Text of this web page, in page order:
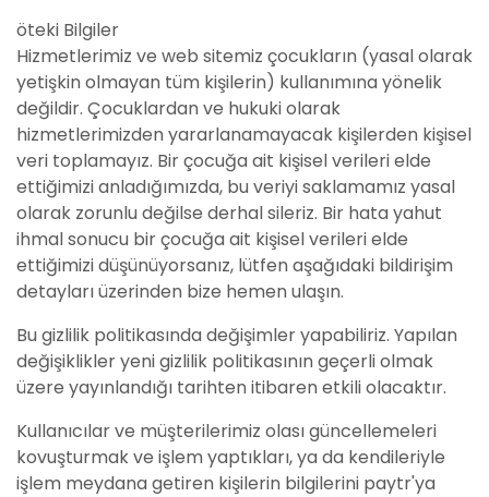
öteki Bilgiler
Hizmetlerimiz ve web sitemiz çocukların (yasal olarak
yetişkin olmayan tüm kişilerin) kullanımına yönelik
değildir. Çocuklardan ve hukuki olarak
hizmetlerimizden yararlanamayacak kişilerden kişisel
veri toplamayız. Bir çocuğa ait kişisel verileri elde
ettiğimizi anladığımızda, bu veriyi saklamamız yasal
olarak zorunlu değilse derhal sileriz. Bir hata yahut
ihmal sonucu bir çocuğa ait kişisel verileri elde
ettiğimizi düşünüyorsanız, lütfen aşağıdaki bildirişim
detayları üzerinden bize hemen ulaşın.
Bu gizlilik politikasında değişimler yapabiliriz. Yapılan
değişiklikler yeni gizlilik politikasının geçerli olmak
üzere yayınlandığı tarihten itibaren etkili olacaktır.
Kullanıcılar ve müşterilerimiz olası güncellemeleri
kovuşturmak ve işlem yaptıkları, ya da kendileriyle
işlem meydana getiren kişilerin bilgilerini paytr'ya